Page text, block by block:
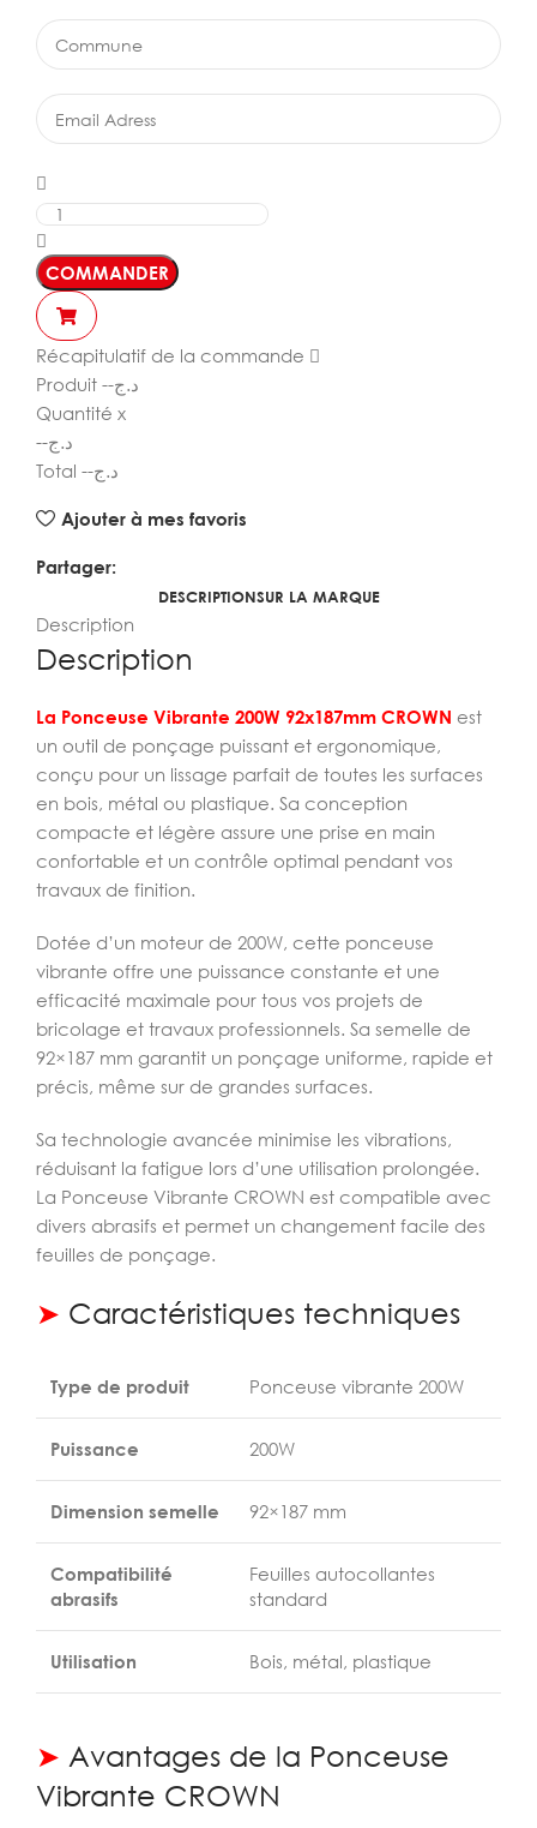
COMMANDER
Récapitulatif de la commande
Produit --د.ج
Quantité x
--د.ج
Total --د.ج
Ajouter à mes favoris
Partager:
DESCRIPTIONSUR LA MARQUE
Description
Description
La Ponceuse Vibrante 200W 92x187mm CROWN est
un outil de ponçage puissant et ergonomique,
conçu pour un lissage parfait de toutes les surfaces
en bois, métal ou plastique. Sa conception
compacte et légère assure une prise en main
confortable et un contrôle optimal pendant vos
travaux de finition.
Dotée d’un moteur de 200W, cette ponceuse
vibrante offre une puissance constante et une
efficacité maximale pour tous vos projets de
bricolage et travaux professionnels. Sa semelle de
92×187 mm garantit un ponçage uniforme, rapide et
précis, même sur de grandes surfaces.
Sa technologie avancée minimise les vibrations,
réduisant la fatigue lors d’une utilisation prolongée.
La Ponceuse Vibrante CROWN est compatible avec
divers abrasifs et permet un changement facile des
feuilles de ponçage.
➤ Caractéristiques techniques
Type de produit Ponceuse vibrante 200W
Puissance 200W
Dimension semelle 92×187 mm
Compatibilité
abrasifs
Feuilles autocollantes
standard
Utilisation Bois, métal, plastique
➤ Avantages de la Ponceuse
Vibrante CROWN